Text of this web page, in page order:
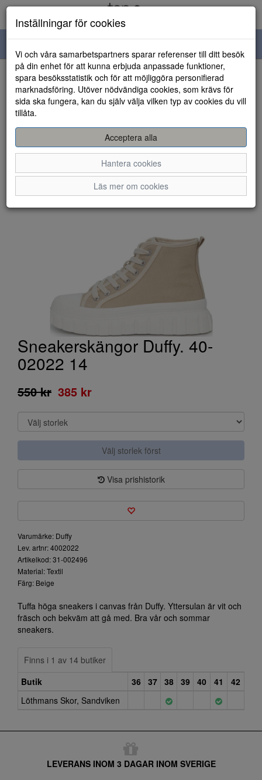
navigation
HEM
Sneakerskängor Duffy. 40-
02022 14
550 kr 385 kr
Välj storlek först
Visa prishistorik
Varumärke: Duffy
Lev. artnr: 4002022
Artikelkod: 31-002496
Material: Textil
Färg: Beige
Tuffa höga sneakers i canvas från Duffy. Yttersulan är vit och
fräsch och bekväm att gå med. Bra vår och sommar
sneakers.
Finns i 1 av 14 butiker
Butik
36 37 38 39 40 41
42
Löthmans Skor, Sandviken
LEVERANS INOM 3 DAGAR INOM SVERIGE
Inställningar för cookies
Vi och våra samarbetspartners sparar referenser till ditt besök
på din enhet för att kunna erbjuda anpassade funktioner,
spara besöksstatistik och för att möjliggöra personifierad
marknadsföring. Utöver nödvändiga cookies, som krävs för
sida ska fungera, kan du själv välja vilken typ av cookies du vill
tillåta.
Acceptera alla
Hantera cookies
Läs mer om cookies